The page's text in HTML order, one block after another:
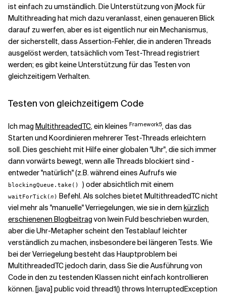
ist einfach zu umständlich. Die Unterstützung von jMock für
Multithreading hat mich dazu veranlasst, einen genaueren Blick
darauf zu werfen, aber es ist eigentlich nur ein Mechanismus,
der sicherstellt, dass Assertion-Fehler, die in anderen Threads
ausgelöst werden, tatsächlich vom Test-Thread registriert
werden; es gibt keine Unterstützung für das Testen von
gleichzeitigem Verhalten.
Testen von gleichzeitigem Code
Ich mag MultithreadedTC, ein kleines Framework5, das das
Starten und Koordinieren mehrerer Test-Threads erleichtern
soll. Dies geschieht mit Hilfe einer globalen "Uhr", die sich immer
dann vorwärts bewegt, wenn alle Threads blockiert sind -
entweder "natürlich" (z.B. während eines Aufrufs wie
blockingQueue.take() ) oder absichtlich mit einem
waitForTick(n ) Befehl. Als solches bietet MultithreadedTC nicht
viel mehr als "manuelle" Verriegelungen, wie sie in dem kürzlich
erschienenen Blogbeitrag von Iwein Fuld beschrieben wurden,
aber die Uhr-Metapher scheint den Testablauf leichter
verständlich zu machen, insbesondere bei längeren Tests. Wie
bei der Verriegelung besteht das Hauptproblem bei
MultithreadedTC jedoch darin, dass Sie die Ausführung von
Code in den zu testenden Klassen nicht einfach kontrollieren
können. [java] public void thread1() throws InterruptedException